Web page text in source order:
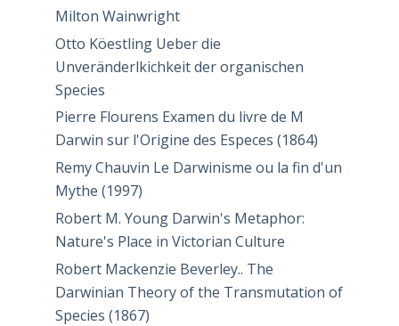
Milton Wainwright
Otto Köestling Ueber die
Unveränderlkichkeit der organischen
Species
Pierre Flourens Examen du livre de M
Darwin sur l'Origine des Especes (1864)
Remy Chauvin Le Darwinisme ou la fin d'un
Mythe (1997)
Robert M. Young Darwin's Metaphor:
Nature's Place in Victorian Culture
Robert Mackenzie Beverley.. The
Darwinian Theory of the Transmutation of
Species (1867)